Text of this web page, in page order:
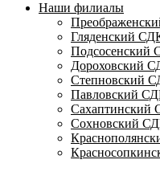
Наши филиалы
Гляденский
Подсосенский
Дороховский
Степновский
Павловский
Сахаптинский
Сохновский